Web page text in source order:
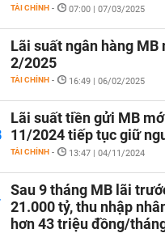
TÀI CHÍNH - 07:00 | 07/03/2025
Lãi suất ngân hàng
2/2025
TÀI CHÍNH - 16:49 | 06/02/2025
Lãi suất tiền gửi MB
11/2024 tiếp tục giữ
TÀI CHÍNH - 13:47 | 04/11/2024
Sau 9 tháng MB lãi
21.000 tỷ, thu nhập
hơn 43 triệu đồng/